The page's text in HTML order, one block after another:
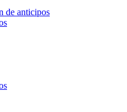
de anticipos